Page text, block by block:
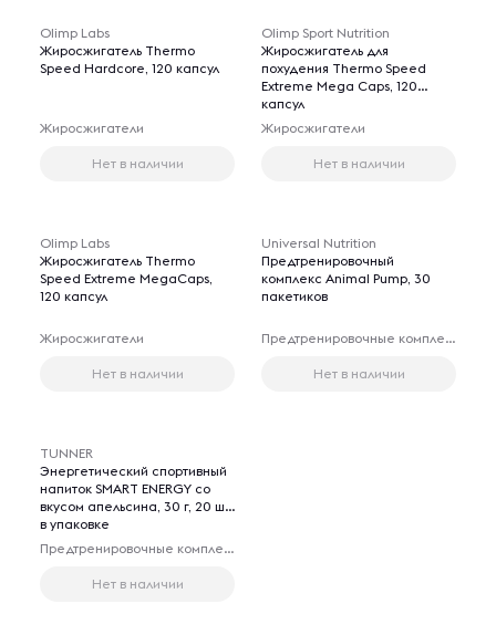
Olimp Labs
Жиросжигатель Thermo
Speed Hardcore, 120 капсул
Жиросжигатели
Нет в наличии
Olimp Sport Nutrition
Жиросжигатель для
похудения Thermo Speed
Extreme Mega Caps, 120
капсул
Жиросжигатели
Нет в наличии
Olimp Labs
Жиросжигатель Thermo
Speed Extreme MegaCaps,
120 капсул
Жиросжигатели
Нет в наличии
Universal Nutrition
Предтренировочный
комплекс Animal Pump, 30
пакетиков
Предтренировочные комплексы
Нет в наличии
TUNNER
Энергетический спортивный
напиток SMART ENERGY со
вкусом апельсина, 30 г, 20 шт
в упаковке
Предтренировочные комплексы
Нет в наличии